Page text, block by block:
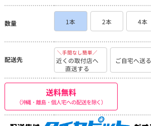
数量 1本 2本 4本
配送先
＼手間なし簡単／
近くの取付店へ
直送する
ご自宅へ送る
送料無料
（沖縄・離島・個人宅への配送を除く）